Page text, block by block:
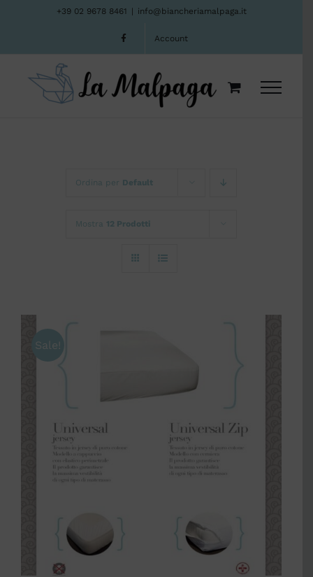
+39 02 9678 8461 info@biancheriamalpaga.it
Account
Ordina per Default
Mostra 12 Prodotti
Sale!
/
DETTAGLI